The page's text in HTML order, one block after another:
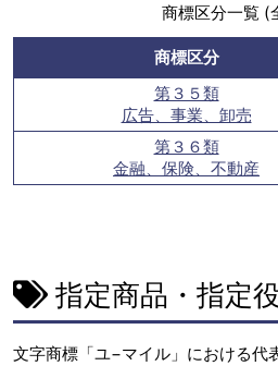
商標区分一覧 (
商標区分
第３５類
広告、事業、卸売
第３６類
金融、保険、不動産
指定商品・指定
文字商標「ユ−マイル」における代